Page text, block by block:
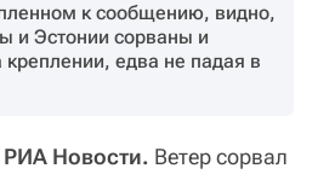
к сообщению, видно,
и Эстонии сорваны и
едва не падая в
Новости. Ветер сорвал